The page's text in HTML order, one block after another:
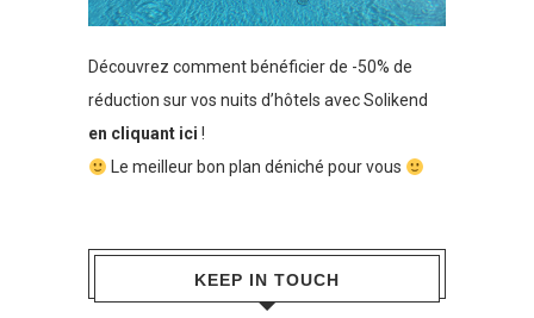
Découvrez comment bénéficier de -50% de
réduction sur vos nuits d’hôtels avec Solikend
en cliquant ici !
Le meilleur bon plan déniché pour vous
KEEP IN TOUCH